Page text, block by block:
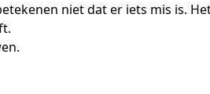
niet dat er iets mis is.